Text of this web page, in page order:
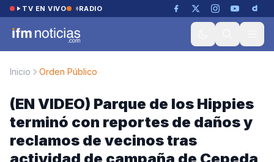
Saltar al contenido
TV EN VIVO RADIO
Inicio Orden Público
(EN VIDEO) Parque de los Hippies
terminó con reportes de daños y
reclamos de vecinos tras